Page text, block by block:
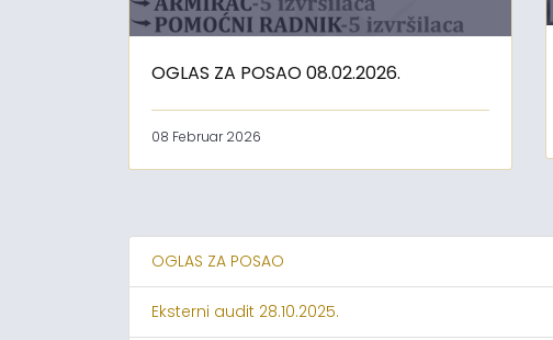
OGLAS ZA POSAO 08.02.2026.
08 Februar 2026
OGLAS ZA POSAO
Eksterni audit 28.10.2025.